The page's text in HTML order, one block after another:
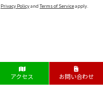
Privacy Policyand Terms of Serviceapply.
アクセス お問い合わせ